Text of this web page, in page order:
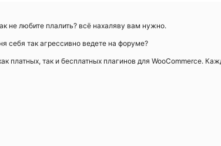
не любите плалить? всё нахаляву вам нужно.
себя так агрессивно ведете на форуме?
платных, так и бесплатных плагинов для WooCommerce.